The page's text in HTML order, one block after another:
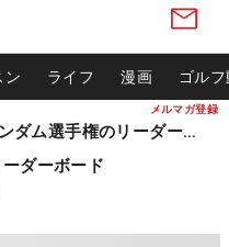
メルマガ登録
ン ライフ 漫画 ゴル
松山英樹ら出場 ウィンダム選手権のリーダーボード
ダーボード